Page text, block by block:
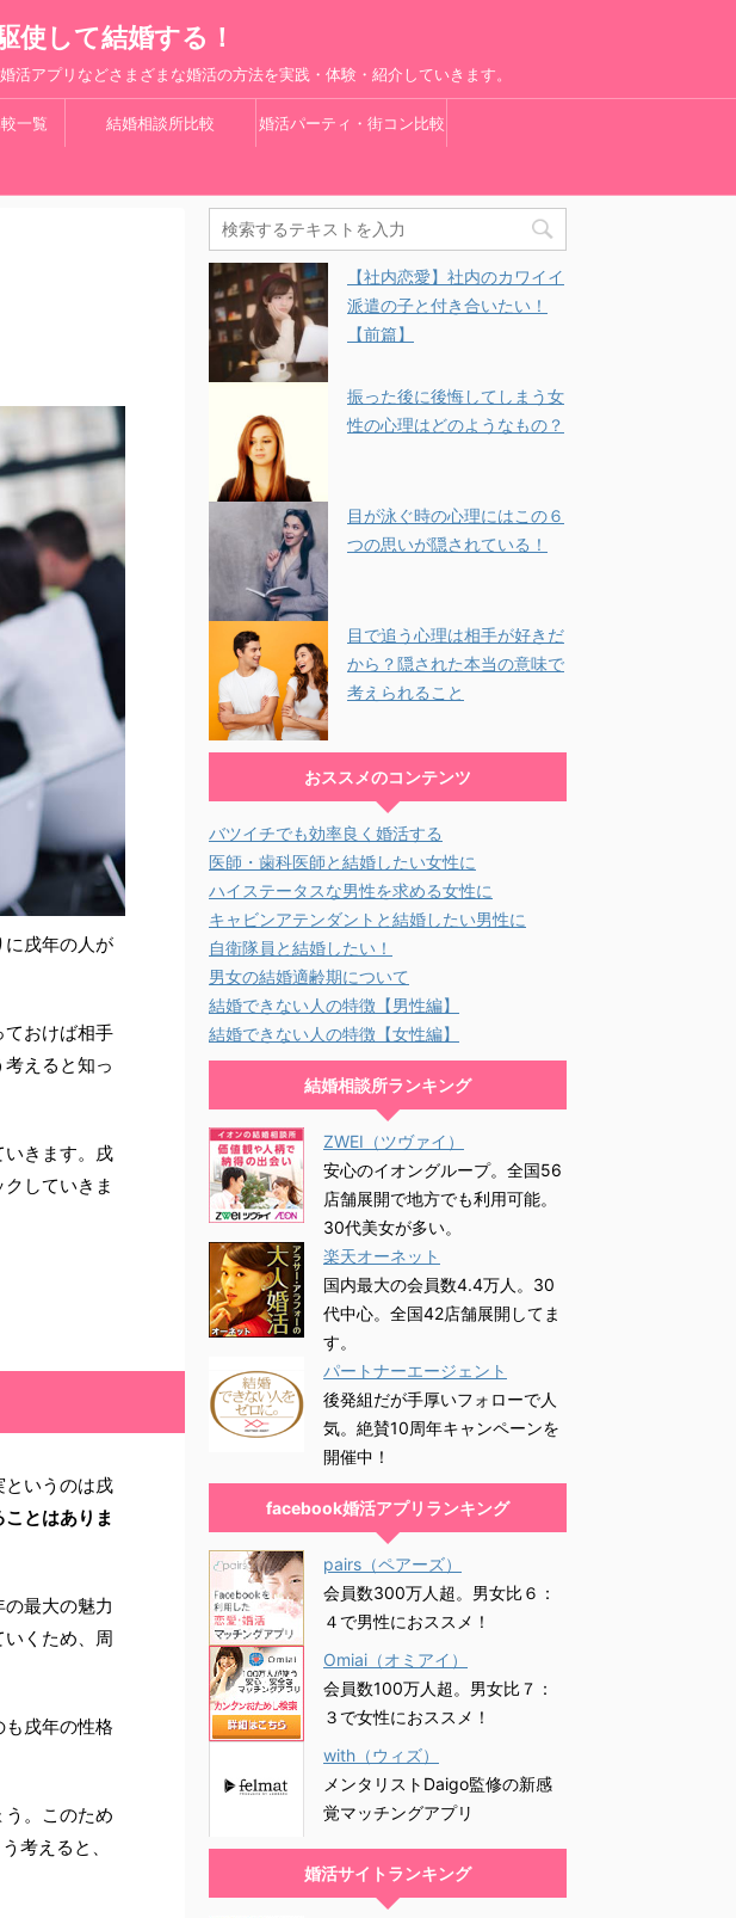
使して結婚する！
アプリなどさまざまな婚活の方法を実践・体験・紹介していきます。
一覧 結婚相談所比較 婚活パーティ・街コン比較
に戌年の人が
おけば相手
えると知っ
いきます。戌
していきま
というのは戌
とはありま
最大の魅力
くため、周
戌年の性格
。このため
考えると、
【社内恋愛】社内のカワイイ
派遣の子と付き合いたい！
【前篇】
振った後に後悔してしまう女
性の心理はどのようなもの？
目が泳ぐ時の心理にはこの６
つの思いが隠されている！
目で追う心理は相手が好きだ
から？隠された本当の意味で
考えられること
おススメのコンテンツ
バツイチでも効率良く婚活する
医師・歯科医師と結婚したい女性に
ハイステータスな男性を求める女性に
キャビンアテンダントと結婚したい男性に
自衛隊員と結婚したい！
男女の結婚適齢期について
結婚できない人の特徴【男性編】
結婚できない人の特徴【女性編】
結婚相談所ランキング
ZWEI（ツヴァイ）
安心のイオングループ。全国56
店舗展開で地方でも利用可能。
30代美女が多い。
楽天オーネット
国内最大の会員数4.4万人。30
代中心。全国42店舗展開してま
す。
パートナーエージェント
後発組だが手厚いフォローで人
気。絶賛10周年キャンペーンを
開催中！
facebook婚活アプリランキング
pairs（ペアーズ）
会員数300万人超。男女比６：
４で男性におススメ！
Omiai（オミアイ）
会員数100万人超。男女比７：
３で女性におススメ！
with（ウィズ）
メンタリストDaigo監修の新感
覚マッチングアプリ
婚活サイトランキング